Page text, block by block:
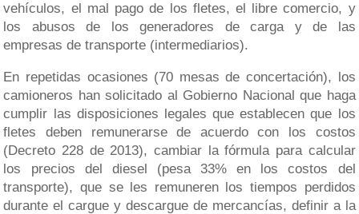
vehículos, el mal pago de los fletes, el libre comercio, y
los abusos de los generadores de carga y de las
empresas de transporte (intermediarios).
En repetidas ocasiones (70 mesas de concertación), los
camioneros han solicitado al Gobierno Nacional que haga
cumplir las disposiciones legales que establecen que los
fletes deben remunerarse de acuerdo con los costos
(Decreto 228 de 2013), cambiar la fórmula para calcular
los precios del diesel (pesa 33% en los costos del
transporte), que se les remuneren los tiempos perdidos
durante el cargue y descargue de mercancías, definir a la